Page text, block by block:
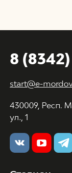
8
start@e-
430009, Респ.
ул., 1